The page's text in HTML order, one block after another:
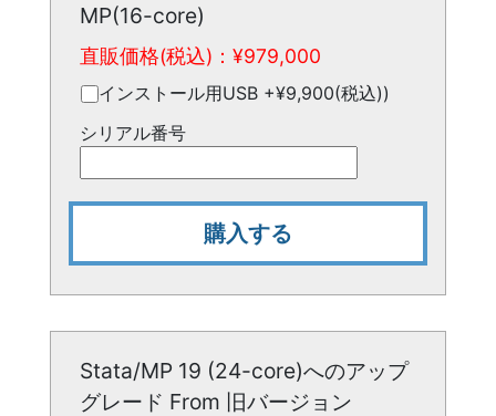
MP(16-core)
直販価格(税込)：¥979,000
インストール用USB +¥9,900(税込))
シリアル番号
購入する
Stata/MP 19 (24-core)へのアップ
グレード From 旧バージョン